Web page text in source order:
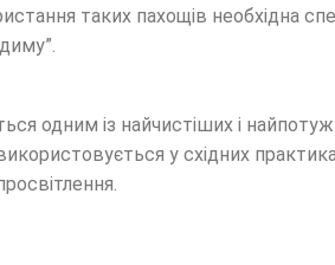
таких пахощів необхідна
одним із найчистіших і
у східних